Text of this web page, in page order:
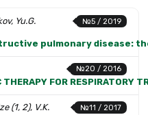
№5 / 2019
Yu.G.
pulmonary disease:
№20 / 2016
FOR RESPIRATORY
№11 / 2017
(1, 2), V.K.